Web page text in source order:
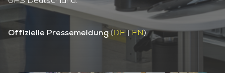
Offizielle Pressemeldung (DE|EN)